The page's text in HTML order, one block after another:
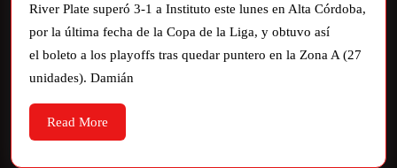
River Plate superó 3-1 a Instituto este lunes en Alta Córdoba,
por la última fecha de la Copa de la Liga, y obtuvo así
el boleto a los playoffs tras quedar puntero en la Zona A (27
unidades). Damián
Read More